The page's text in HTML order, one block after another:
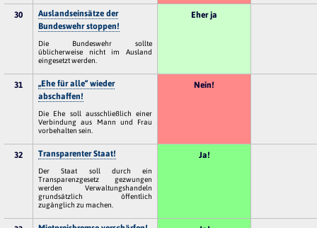
30
Auslandseinsätze der
Bundeswehr stoppen!
Die Bundeswehr sollte
üblicherweise nicht im Ausland
eingesetzt werden.
Eher ja
31
„Ehe für alle“ wieder
abschaffen!
Die Ehe soll ausschließlich einer
Verbindung aus Mann und Frau
vorbehalten sein.
Nein!
32 Transparenter Staat!
Der Staat soll durch ein
Transparenzgesetz gezwungen
werden Verwaltungshandeln
grundsätzlich öffentlich
zugänglich zu machen.
Ja!